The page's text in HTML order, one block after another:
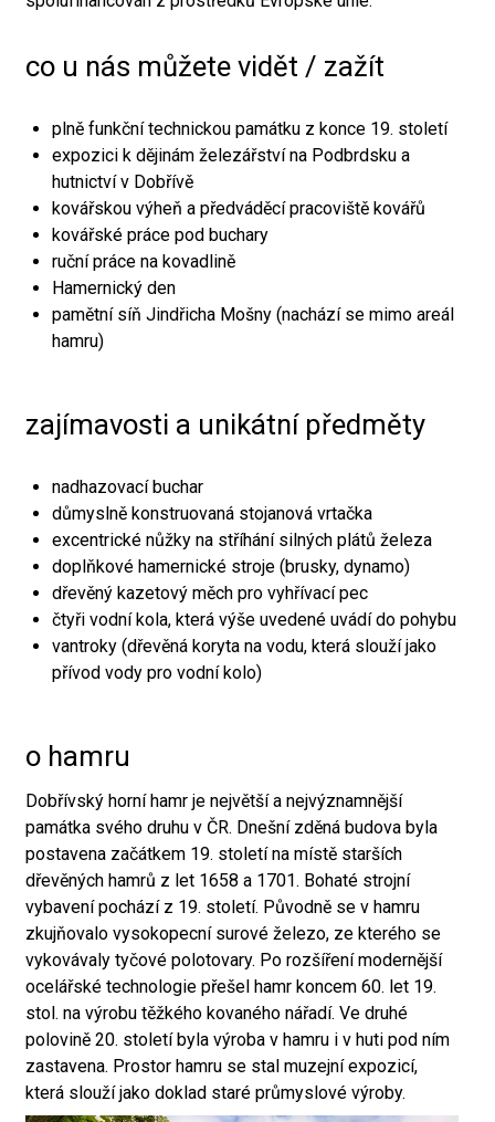
co u nás můžete vidět / zažít
plně funkční technickou památku z konce 19. století
expozici k dějinám železářství na Podbrdsku a
hutnictví v Dobřívě
kovářskou výheň a předváděcí pracoviště kovářů
kovářské práce pod buchary
ruční práce na kovadlině
Hamernický den
pamětní síň Jindřicha Mošny (nachází se mimo areál
hamru)
zajímavosti a unikátní předměty
nadhazovací buchar
důmyslně konstruovaná stojanová vrtačka
excentrické nůžky na stříhání silných plátů železa
doplňkové hamernické stroje (brusky, dynamo)
dřevěný kazetový měch pro vyhřívací pec
čtyři vodní kola, která výše uvedené uvádí do pohybu
vantroky (dřevěná koryta na vodu, která slouží jako
přívod vody pro vodní kolo)
o hamru
Dobřívský horní hamr je největší a nejvýznamnější
památka svého druhu v ČR. Dnešní zděná budova byla
postavena začátkem 19. století na místě starších
dřevěných hamrů z let 1658 a 1701. Bohaté strojní
vybavení pochází z 19. století. Původně se v hamru
zkujňovalo vysokopecní surové železo, ze kterého se
vykovávaly tyčové polotovary. Po rozšíření modernější
ocelářské technologie přešel hamr koncem 60. let 19.
stol. na výrobu těžkého kovaného nářadí. Ve druhé
polovině 20. století byla výroba v hamru i v huti pod ním
zastavena. Prostor hamru se stal muzejní expozicí,
která slouží jako doklad staré průmyslové výroby.